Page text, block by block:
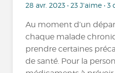
28 avr. 2023 • 23 J'aime •
Au moment d’un
chaque malade
prendre certaines
de santé. Pour la